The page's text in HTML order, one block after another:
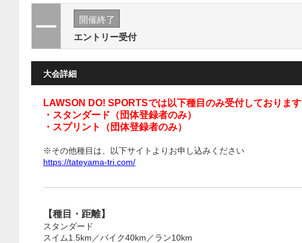
開催終了
エントリー受付
大会詳細
LAWSON DO! SPORTSでは以下種目のみ受付しております
・スタンダード（団体登録者のみ）
・スプリント（団体登録者のみ）
※その他種目は、以下サイトよりお申し込みください
https://tateyama-tri.com/
【種目・距離】
スタンダード
スイム1.5km／バイク40km／ラン10km